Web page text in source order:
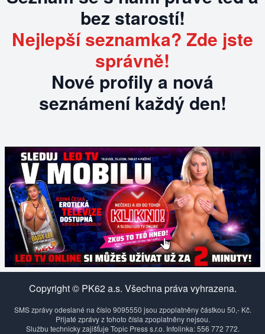
bez starostí!
Nejlepší seznamka? Zde jste
správně!
Nové profily a nová
seznámení každý den!
Copyright © PK62 a.s. Všechna práva vyhrazena.
SMS zprávy odeslané na číslo 9095550 jsou zpoplatněny částkou 50,- Kč.
Přijaté zprávy z tohoto čísla zpoplatněny nejsou.
Službu technicky zajišťuje Topic Press s.r.o. Infolinka: 556 772 772.